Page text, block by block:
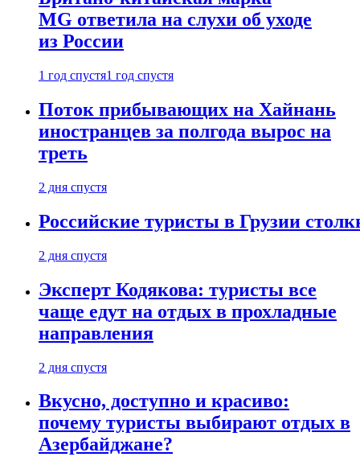
MG ответила на слухи об уходе
из России
1 год спустя1 год спустя
Поток прибывающих на Хайнань
иностранцев за полгода вырос на
треть
2 дня спустя
Российские туристы в Грузии
2 дня спустя
Эксперт Кодякова: туристы все
чаще едут на отдых в прохладные
направления
2 дня спустя
Вкусно, доступно и красиво:
почему туристы выбирают отдых в
Азербайджане?